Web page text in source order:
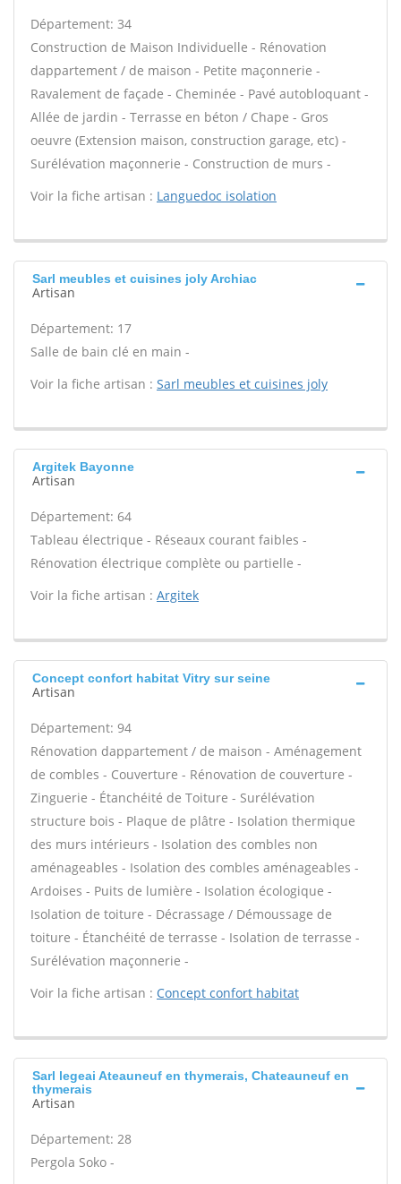
Département: 34
Construction de Maison Individuelle - Rénovation
dappartement / de maison - Petite maçonnerie -
Ravalement de façade - Cheminée - Pavé autobloquant -
Allée de jardin - Terrasse en béton / Chape - Gros
oeuvre (Extension maison, construction garage, etc) -
Surélévation maçonnerie - Construction de murs -
Voir la fiche artisan : Languedoc isolation
Sarl meubles et cuisines joly Archiac
Artisan
Département: 17
Salle de bain clé en main -
Voir la fiche artisan : Sarl meubles et cuisines joly
Argitek Bayonne
Artisan
Département: 64
Tableau électrique - Réseaux courant faibles -
Rénovation électrique complète ou partielle -
Voir la fiche artisan : Argitek
Concept confort habitat Vitry sur seine
Artisan
Département: 94
Rénovation dappartement / de maison - Aménagement
de combles - Couverture - Rénovation de couverture -
Zinguerie - Étanchéité de Toiture - Surélévation
structure bois - Plaque de plâtre - Isolation thermique
des murs intérieurs - Isolation des combles non
aménageables - Isolation des combles aménageables -
Ardoises - Puits de lumière - Isolation écologique -
Isolation de toiture - Décrassage / Démoussage de
toiture - Étanchéité de terrasse - Isolation de terrasse -
Surélévation maçonnerie -
Voir la fiche artisan : Concept confort habitat
Sarl legeai Ateauneuf en thymerais, Chateauneuf en
thymerais
Artisan
Département: 28
Pergola Soko -